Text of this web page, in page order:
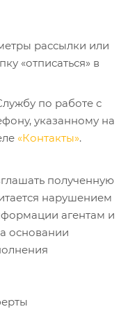
рассылки или
«отписаться» в
по работе с
указанному на
«Контакты».
полученную
нарушением
агентам и
основании